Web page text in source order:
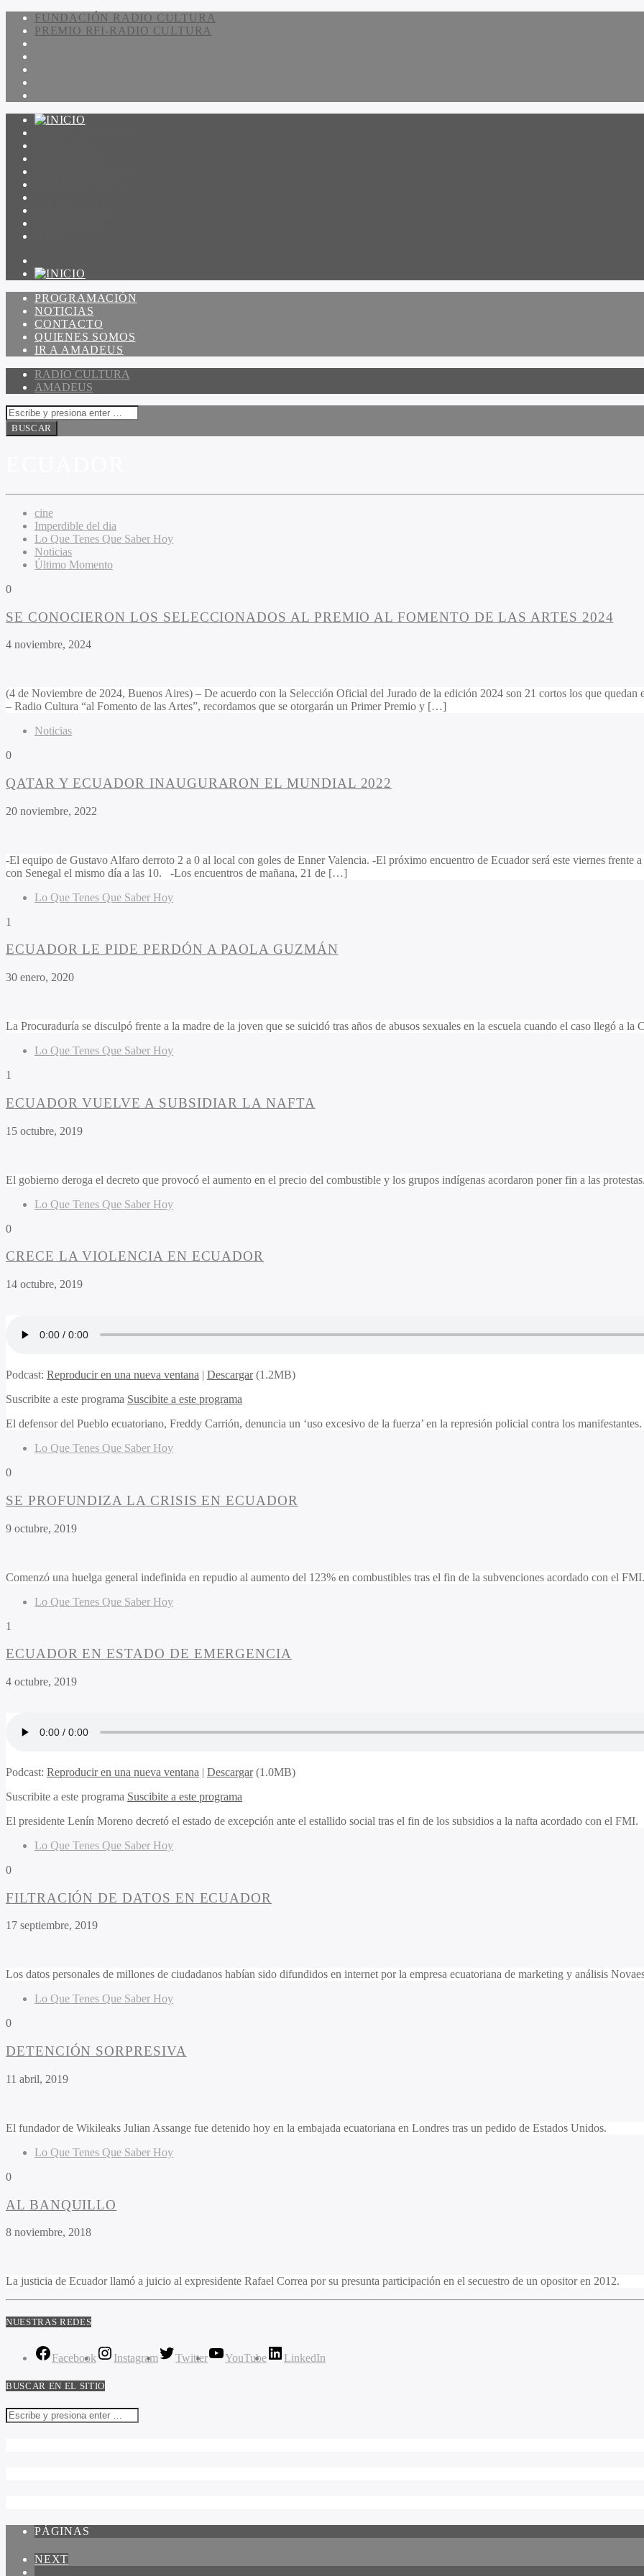
FUNDACIÓN RADIO CULTURA
PREMIO RFI-RADIO CULTURA
PROGRAMACIÓN
NOTICIAS
CONTACTO
QUIENES SOMOS
IR A AMADEUS
RADIO CULTURA
AMADEUS
cine
Imperdible del dia
Lo Que Tenes Que Saber Hoy
Noticias
Último Momento
0
SE CONOCIERON LOS SELECCIONADOS AL PREMIO AL FOMENTO DE LAS ARTES 2024
4 noviembre, 2024
(4 de Noviembre de 2024, Buenos Aires) – De acuerdo con la Selección Oficial del Jurado de la edición 2024 son 21 cortos los que
– Radio Cultura “al Fomento de las Artes”, recordamos que se otorgarán un Primer Premio y […]
Noticias
0
QATAR Y ECUADOR INAUGURARON EL MUNDIAL 2022
20 noviembre, 2022
-El equipo de Gustavo Alfaro derroto 2 a 0 al local con goles de Enner Valencia. -El próximo encuentro de Ecuador será este viernes frente
con Senegal el mismo día a las 10. -Los encuentros de mañana, 21 de […]
Lo Que Tenes Que Saber Hoy
1
ECUADOR LE PIDE PERDÓN A PAOLA GUZMÁN
30 enero, 2020
La Procuraduría se disculpó frente a la madre de la joven que se suicidó tras años de abusos sexuales en la escuela cuando el caso llegó a la
Lo Que Tenes Que Saber Hoy
1
ECUADOR VUELVE A SUBSIDIAR LA NAFTA
15 octubre, 2019
El gobierno deroga el decreto que provocó el aumento en el precio del combustible y los grupos indígenas acordaron poner fin a las
Lo Que Tenes Que Saber Hoy
0
CRECE LA VIOLENCIA EN ECUADOR
14 octubre, 2019
Podcast: Reproducir en una nueva ventana | Descargar(1.2MB)
Suscribite a este programa Suscibite a este programa
El defensor del Pueblo ecuatoriano, Freddy Carrión, denuncia un ‘uso excesivo de la fuerza’ en la represión policial contra los manifestantes.
Lo Que Tenes Que Saber Hoy
0
SE PROFUNDIZA LA CRISIS EN ECUADOR
9 octubre, 2019
Comenzó una huelga general indefinida en repudio al aumento del 123% en combustibles tras el fin de la subvenciones acordado con el FMI.
Lo Que Tenes Que Saber Hoy
1
ECUADOR EN ESTADO DE EMERGENCIA
4 octubre, 2019
Podcast: Reproducir en una nueva ventana | Descargar(1.0MB)
Suscribite a este programa Suscibite a este programa
El presidente Lenín Moreno decretó el estado de excepción ante el estallido social tras el fin de los subsidios a la nafta acordado con el FMI.
Lo Que Tenes Que Saber Hoy
0
FILTRACIÓN DE DATOS EN ECUADOR
17 septiembre, 2019
Los datos personales de millones de ciudadanos habían sido difundidos en internet por la empresa ecuatoriana de marketing y análisis
Lo Que Tenes Que Saber Hoy
0
DETENCIÓN SORPRESIVA
11 abril, 2019
El fundador de Wikileaks Julian Assange fue detenido hoy en la embajada ecuatoriana en Londres tras un pedido de Estados Unidos.
Lo Que Tenes Que Saber Hoy
0
AL BANQUILLO
8 noviembre, 2018
La justicia de Ecuador llamó a juicio al expresidente Rafael Correa por su presunta participación en el secuestro de un opositor en 2012.
NUESTRAS REDES
Facebook Instagram Twitter YouTube LinkedIn
BUSCAR EN EL SITIO
PÁGINAS
NEXT